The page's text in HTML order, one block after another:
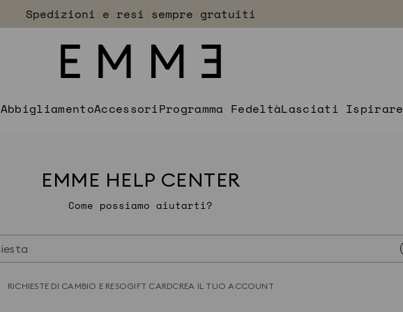
Accedi EXTRA SCONTO
Spedizioni e resi sempre gratuiti
AbbigliamentoAccessoriProgramma FedeltàLasciati Ispirare
EMME HELP CENTER
Come possiamo aiutarti?
RICHIESTE DI CAMBIO E RESOGIFT CARDCREA IL TUO ACCOUNT